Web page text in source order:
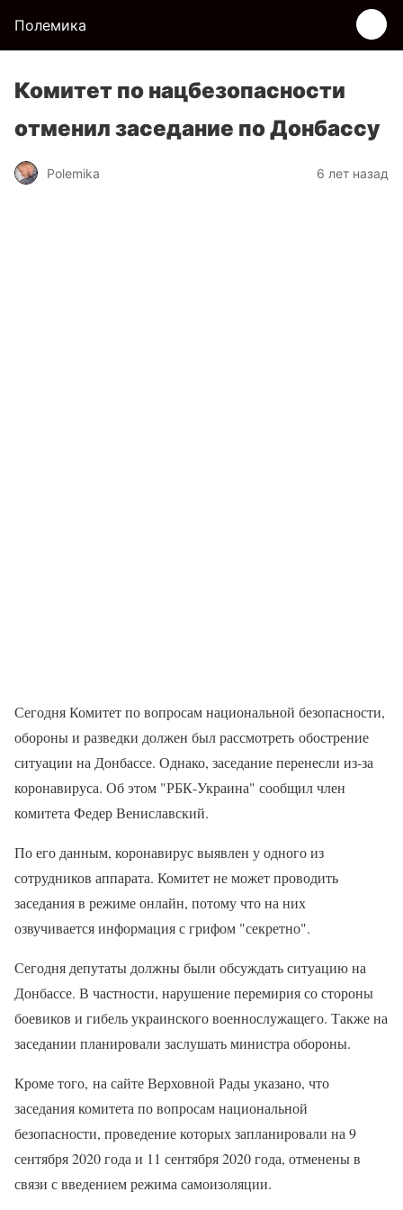
Полемика
Комитет по нацбезопасности
отменил заседание по Донбассу
Polemika 6 лет назад
Сегодня Комитет по вопросам национальной безопасности,
обороны и разведки должен был рассмотреть обострение
ситуации на Донбассе. Однако, заседание перенесли из-за
коронавируса. Об этом "РБК-Украина" сообщил член
комитета Федер Вениславский.
По его данным, коронавирус выявлен у одного из
сотрудников аппарата. Комитет не может проводить
заседания в режиме онлайн, потому что на них
озвучивается информация с грифом "секретно".
Сегодня депутаты должны были обсуждать ситуацию на
Донбассе. В частности, нарушение перемирия со стороны
боевиков и гибель украинского военнослужащего. Также на
заседании планировали заслушать министра обороны.
Кроме того, на сайте Верховной Рады указано, что
заседания комитета по вопросам национальной
безопасности, проведение которых запланировали на 9
сентября 2020 года и 11 сентября 2020 года, отменены в
связи с введением режима самоизоляции.